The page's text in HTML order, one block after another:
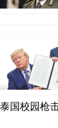
泰国校园枪